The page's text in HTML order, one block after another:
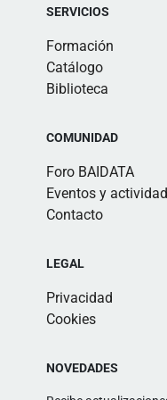
SERVICIOS
Formación
Catálogo
Biblioteca
COMUNIDAD
Foro BAIDATA
Eventos y
Contacto
LEGAL
Privacidad
Cookies
NOVEDADES